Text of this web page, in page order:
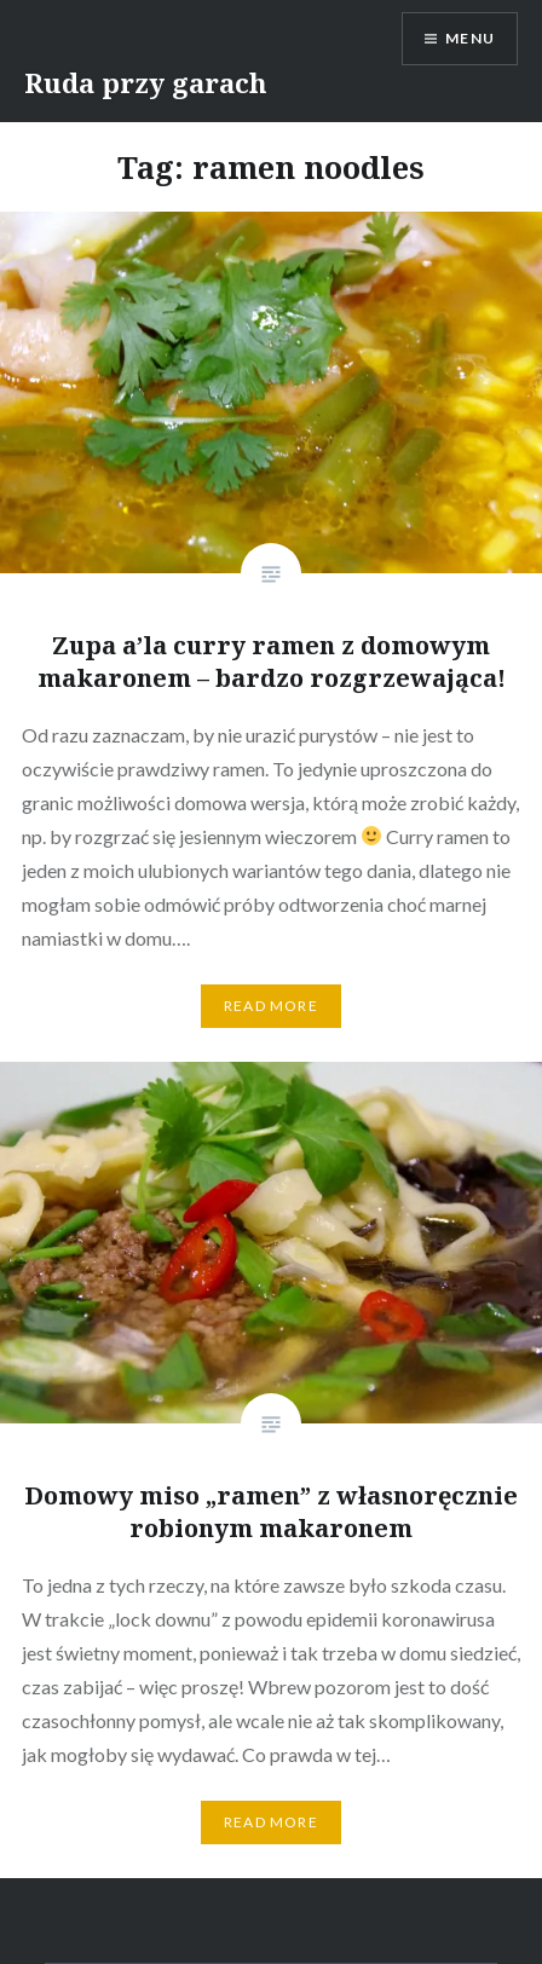
content
Ruda przy garach
MENU
Tag: ramen noodles
Zupa a’la curry ramen z domowym
makaronem – bardzo rozgrzewająca!
Od razu zaznaczam, by nie urazić purystów – nie jest to
oczywiście prawdziwy ramen. To jedynie uproszczona do
granic możliwości domowa wersja, którą może zrobić każdy,
np. by rozgrzać się jesiennym wieczorem
Curry ramen to
jeden z moich ulubionych wariantów tego dania, dlatego nie
mogłam sobie odmówić próby odtworzenia choć marnej
namiastki w domu….
READ MORE
Domowy miso „ramen” z własnoręcznie
robionym makaronem
To jedna z tych rzeczy, na które zawsze było szkoda czasu.
W trakcie „lock downu” z powodu epidemii koronawirusa
jest świetny moment, ponieważ i tak trzeba w domu siedzieć,
czas zabijać – więc proszę! Wbrew pozorom jest to dość
czasochłonny pomysł, ale wcale nie aż tak skomplikowany,
jak mogłoby się wydawać. Co prawda w tej…
READ MORE